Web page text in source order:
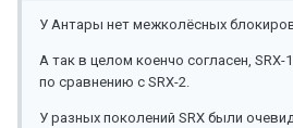
У Антары нет межколёсных
А так в целом коенчо согласен,
по сравнению с SRX-2.
У разных поколений SRX были